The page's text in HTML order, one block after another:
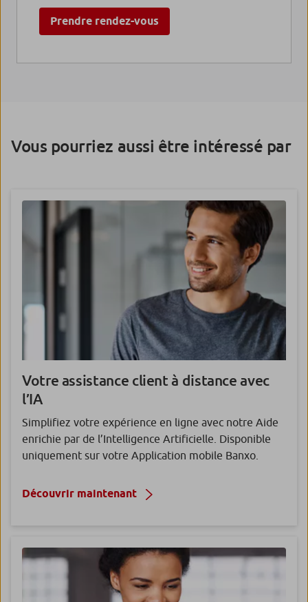
Prendre rendez-vous
Vous pourriez aussi être intéressé par
Votre assistance client à distance avec
l’IA
Simplifiez votre expérience en ligne avec notre Aide
enrichie par de l’Intelligence Artificielle. Disponible
uniquement sur votre Application mobile Banxo.
Découvrir maintenant